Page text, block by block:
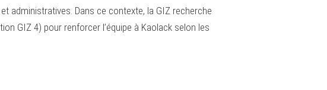
administratives. Dans ce contexte, la GIZ recherche
GIZ 4) pour renforcer l’équipe à Kaolack selon les